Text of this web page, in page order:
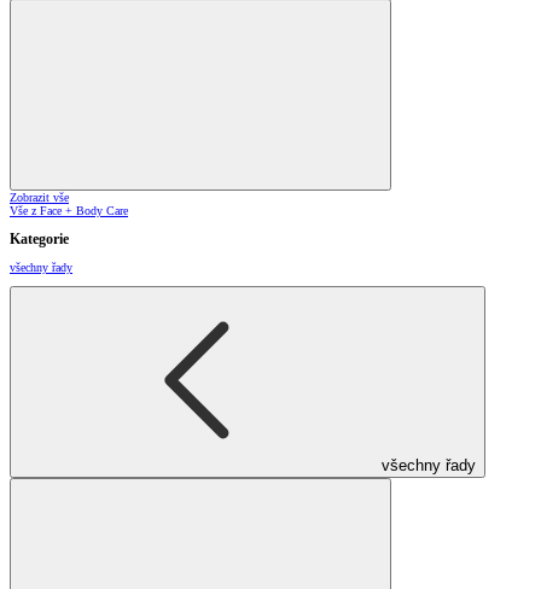
Zobrazit vše
Vše z Face + Body Care
Kategorie
všechny řady
všechny řady